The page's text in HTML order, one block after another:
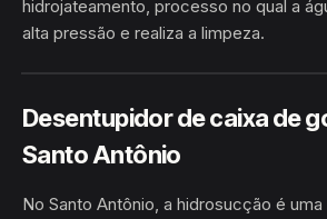
hidrojateamento, processo no qual a
alta pressão e realiza a limpeza.
HIDROJATEAMENTO SANTO
Desentupidor de caixa de
Santo Antônio
No Santo Antônio, a hidrosucção é